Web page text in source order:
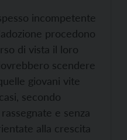
incompetente
procedono
di vista il loro
scendere
giovani vite
secondo
e senza
alla crescita